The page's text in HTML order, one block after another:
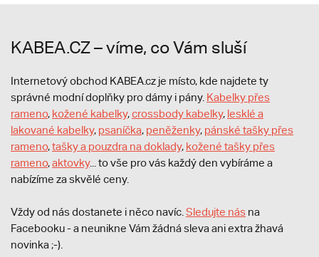
KABEA.CZ – víme, co Vám sluší
Internetový obchod KABEA.cz je místo, kde najdete ty
správné modní doplňky pro dámy i pány. Kabelky přes
rameno, kožené kabelky,crossbody kabelky, lesklé a
lakované kabelky, psaníčka, peněženky, pánské tašky přes
rameno,tašky a pouzdra na doklady, kožené tašky přes
rameno,aktovky... to vše pro vás každý den vybíráme a
nabízíme za skvělé ceny.
Vždy od nás dostanete i něco navíc. Sledujte nás na
Facebooku - a neunikne Vám žádná sleva ani extra žhavá
novinka ;-).